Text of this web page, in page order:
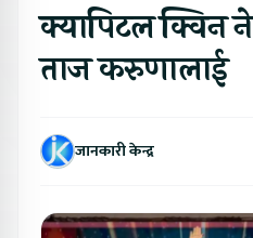
क्यापिटल क्विन
ताज करुणालाई
जानकारी केन्द्र